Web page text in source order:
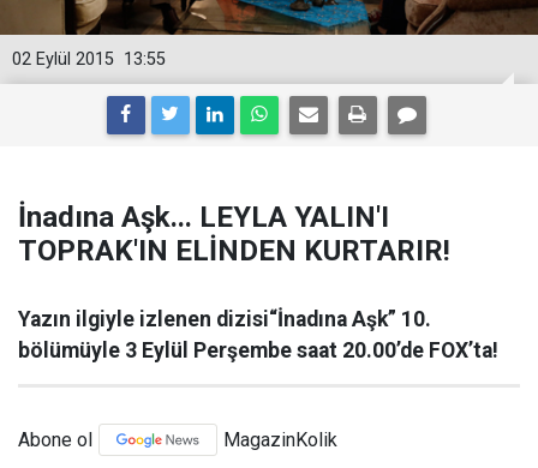
13:55
02 Eylül 2015
İnadına Aşk... LEYLA YALIN'I
TOPRAK'IN ELİNDEN KURTARIR!
Yazın ilgiyle izlenen dizisi“İnadına Aşk” 10.
bölümüyle 3 Eylül Perşembe saat 20.00’de FOX’ta!
Abone ol MagazinKolik